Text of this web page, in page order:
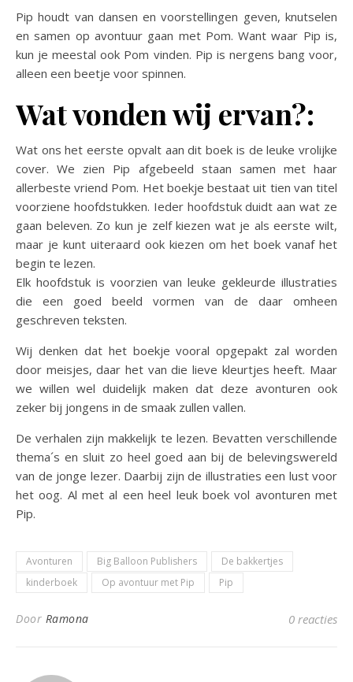
Pip houdt van dansen en voorstellingen geven, knutselen
en samen op avontuur gaan met Pom. Want waar Pip is,
kun je meestal ook Pom vinden. Pip is nergens bang voor,
alleen een beetje voor spinnen.
Wat vonden wij ervan?:
Wat ons het eerste opvalt aan dit boek is de leuke vrolijke
cover. We zien Pip afgebeeld staan samen met haar
allerbeste vriend Pom. Het boekje bestaat uit tien van titel
voorziene hoofdstukken. Ieder hoofdstuk duidt aan wat ze
gaan beleven. Zo kun je zelf kiezen wat je als eerste wilt,
maar je kunt uiteraard ook kiezen om het boek vanaf het
begin te lezen.
Elk hoofdstuk is voorzien van leuke gekleurde illustraties
die een goed beeld vormen van de daar omheen
geschreven teksten.
Wij denken dat het boekje vooral opgepakt zal worden
door meisjes, daar het van die lieve kleurtjes heeft. Maar
we willen wel duidelijk maken dat deze avonturen ook
zeker bij jongens in de smaak zullen vallen.
De verhalen zijn makkelijk te lezen. Bevatten verschillende
thema´s en sluit zo heel goed aan bij de belevingswereld
van de jonge lezer. Daarbij zijn de illustraties een lust voor
het oog. Al met al een heel leuk boek vol avonturen met
Pip.
Avonturen Big Balloon Publishers
De bakkertjes
kinderboek
Op avontuur met Pip Pip
Door Ramona 0 reacties